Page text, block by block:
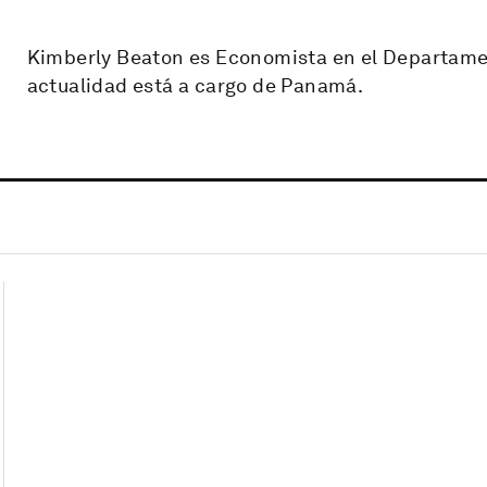
Kimberly Beaton es Economista en el
actualidad está a cargo de Panamá.